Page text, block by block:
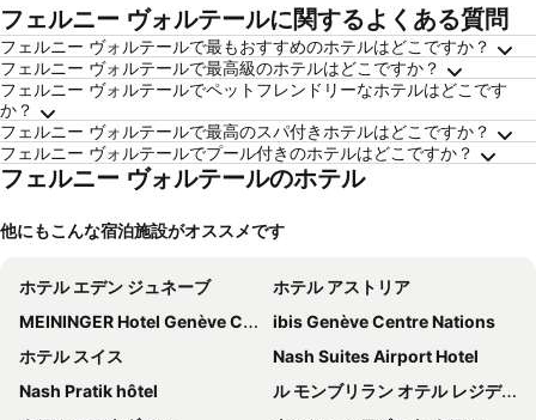
フェルニー ヴォルテールに関するよくある質問
フェルニー ヴォルテールで最もおすすめのホテルはどこですか？
フェルニー ヴォルテールで最高級のホテルはどこですか？
フェルニー ヴォルテールでペットフレンドリーなホテルはどこです
か？
フェルニー ヴォルテールで最高のスパ付きホテルはどこですか？
フェルニー ヴォルテールでプール付きのホテルはどこですか？
フェルニー ヴォルテールのホテル
他にもこんな宿泊施設がオススメです
ホテル エデン ジュネーブ
ホテル アストリア
MEININGER Hotel Genève Centre Charmilles
ibis Genève Centre Nations
ホテル スイス
Nash Suites Airport Hotel
Nash Pratik hôtel
ル モンブリラン オテル レジデンス